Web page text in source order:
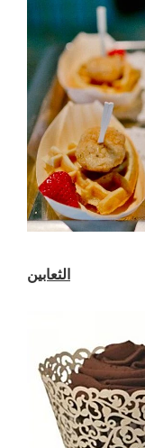
الثعابين